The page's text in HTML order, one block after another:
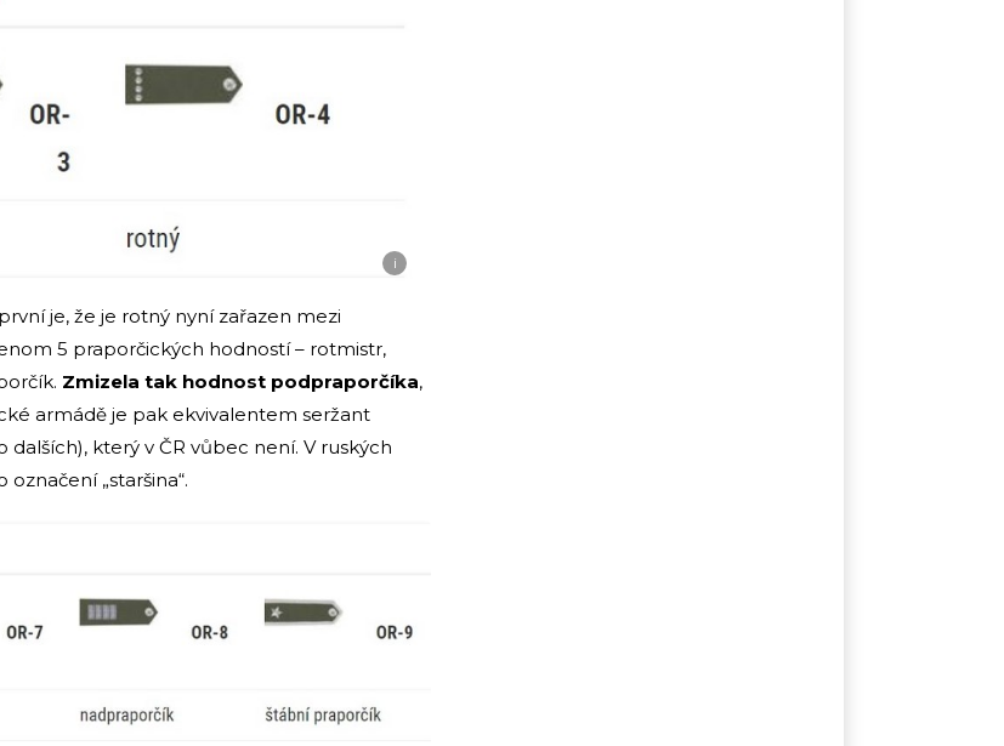
i
je, že je rotný nyní zařazen mezi
5 praporčických hodností – rotmistr,
Zmizela tak hodnost podpraporčíka,
armádě je pak ekvivalentem seržant
který v ČR vůbec není. V ruských
„staršina“.